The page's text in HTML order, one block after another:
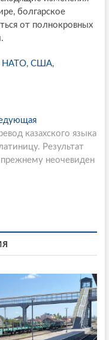
болгарское
от полнокровных
НАТО, США,
л
е
д
т
ь
я
:
казахского языка
Результат
неочевиден